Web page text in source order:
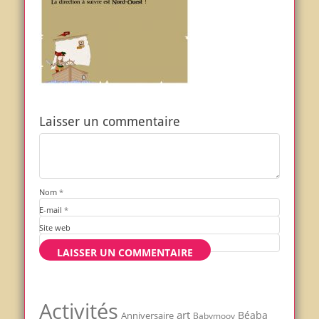
Laisser un commentaire
Nom *
E-mail *
Site web
Activités Anniversaire art Babymoov Béaba